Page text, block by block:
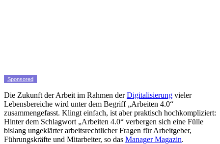
Sponsored
Die Zukunft der Arbeit im Rahmen derDigitalisierung vieler
Lebensbereiche wird unter dem Begriff „Arbeiten 4.0“
zusammengefasst. Klingt einfach, ist aber praktisch hochkompliziert:
Hinter dem Schlagwort „Arbeiten 4.0“ verbergen sich eine Fülle
bislang ungeklärter arbeitsrechtlicher Fragen für Arbeitgeber,
Führungskräfte und Mitarbeiter, so das Manager Magazin.